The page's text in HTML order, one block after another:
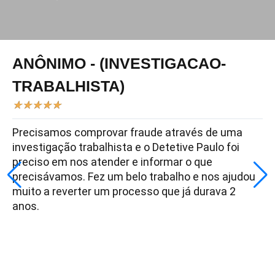
ANÔNIMO - (INVESTIGACAO-
TRABALHISTA)
★★★★★
Precisamos comprovar fraude através de uma
investigação trabalhista e o Detetive Paulo foi
preciso em nos atender e informar o que
precisávamos. Fez um belo trabalho e nos ajudou
muito a reverter um processo que já durava 2
anos.